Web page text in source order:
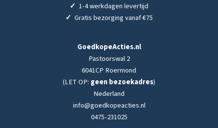
✓ 1-4 werkdagen levertijd
✓ Gratis bezorging vanaf €75
GoedkopeActies.nl
Pastoorswal 2
6041CP Roermond
(LET OP: geen bezoekadres)
Nederland
info@goedkopeacties.nl
0475-231025